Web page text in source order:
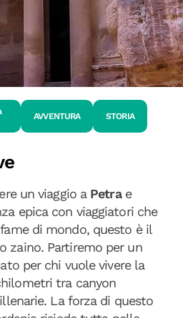
AVVENTURA STORIA
un viaggio a Petrae
epica con viaggiatori che
di mondo, questo è il
zaino. Partiremo per un
per chi vuole vivere la
tra canyon
La forza di questo